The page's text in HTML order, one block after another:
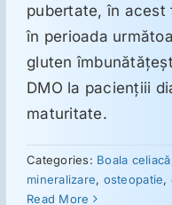
Dietă
ORL
pubertate, în acest
în perioada
gluten
DMO la pacienţiii
maturitate.
Categories: Boala celiacă
mineralizare, osteopatie,
Read More